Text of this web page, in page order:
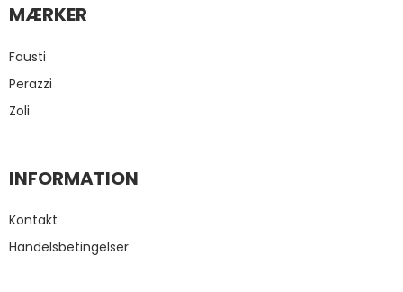
MÆRKER
Fausti
Perazzi
Zoli
INFORMATION
Kontakt
Handelsbetingelser